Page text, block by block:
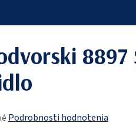
8897
Podrobnosti hodnotenia